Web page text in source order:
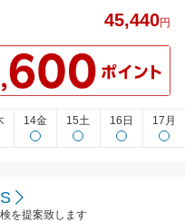
45,440円
14金 15土 16日 17月
を提案致します